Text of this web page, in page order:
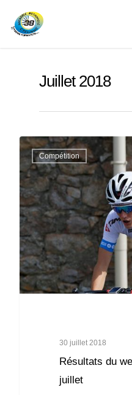
Juillet 2018
Compétition
30 juillet 2018
Résultats du
juillet